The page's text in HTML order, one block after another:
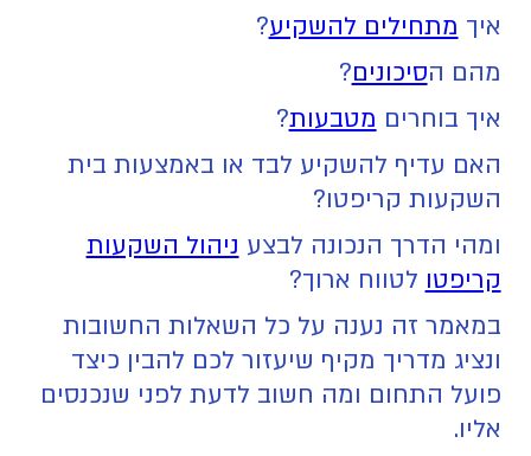
איך מתחילים להשקיע?
מהם הסיכונים?
איך בוחרים מטבעות?
האם עדיף להשקיע לבד או באמצעות בית
השקעות קריפטו?
ומהי הדרך הנכונה לבצע ניהול השקעות
קריפטו לטווח ארוך?
במאמר זה נענה על כל השאלות החשובות
ונציג מדריך מקיף שיעזור לכם להבין כיצד
פועל התחום ומה חשוב לדעת לפני שנכנסים
אליו.